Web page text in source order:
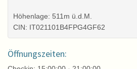
Höhenlage: 511m ü.d.M.
CIN: IT021101B4FPG4GF62
Öffnungszeiten: